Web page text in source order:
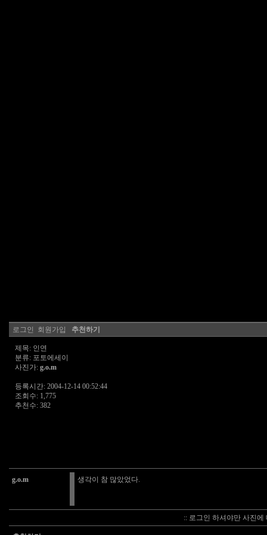
로그인 회원가입 추천하기
제목: 인연
분류: 포토에세이
사진가: g.o.m
등록시간: 2004-12-14 00:52:44
조회수: 1,775
추천수: 382
g.o.m 생각이 참 많았었다.
:: 로그인 하셔야만 사진